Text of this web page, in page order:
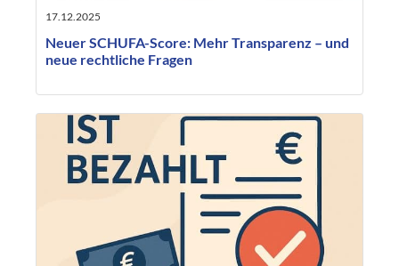
17.12.2025
Neuer SCHUFA-Score: Mehr Transparenz – und
neue rechtliche Fragen